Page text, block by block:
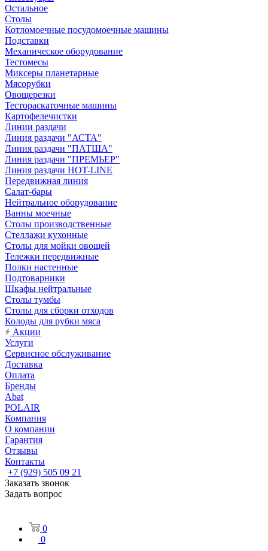
Остальное
Столы
Котломоечные посудомоечные машины
Подставки
Механическое оборудование
Тестомесы
Миксеры планетарные
Мясорубки
Овощерезки
Тестораскаточные машины
Картофелечистки
Линии раздачи
Линия раздачи "АСТА"
Линия раздачи "ПАТША"
Линия раздачи "ПРЕМЬЕР"
Линия раздачи HOT-LINE
Передвижная линия
Салат-бары
Нейтральное оборудование
Ванны моечные
Столы производственные
Стеллажи кухонные
Столы для мойки овощей
Тележки передвижные
Полки настенные
Подтоварники
Шкафы нейтральные
Столы тумбы
Столы для сборки отходов
Колоды для рубки мяса
Акции
Услуги
Сервисное обслуживание
Доставка
Оплата
Бренды
Abat
POLAIR
Компания
О компании
Гарантия
Отзывы
Контакты
+7 (929) 505 09 21
Заказать звонок
Задать вопрос
0
0